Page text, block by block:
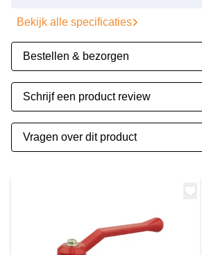
Bekijk alle specificaties
Bestellen & bezorgen
Schrijf een product review
Vragen over dit product